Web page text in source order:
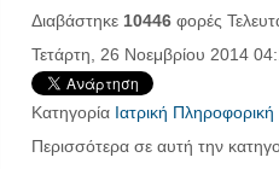
Διαβάστηκε 10446 φορές
Τετάρτη, 26 Νοεμβρίου 2014
Κατηγορία Ιατρική Πληροφορική
Περισσότερα σε αυτή την